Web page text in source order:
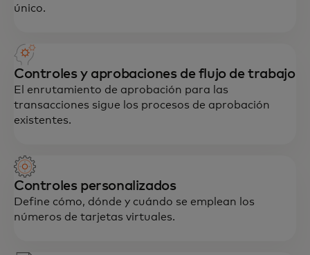
único.
Controles y aprobaciones de flujo de trabajo
El enrutamiento de aprobación para las
transacciones sigue los procesos de aprobación
existentes.
Controles personalizados
Define cómo, dónde y cuándo se emplean los
números de tarjetas virtuales.